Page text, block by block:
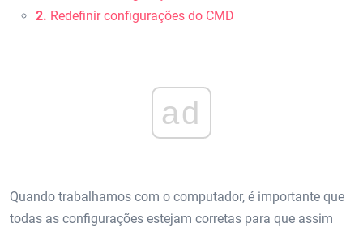
2. Redefinir configurações do CMD
ad
Quando trabalhamos com o computador, é importante que
todas as configurações estejam corretas para que assim